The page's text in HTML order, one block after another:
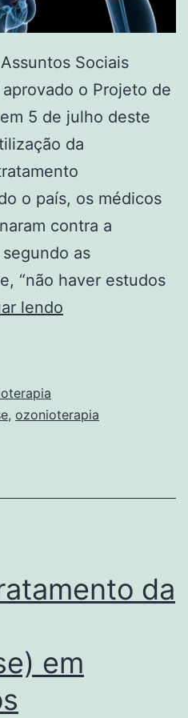
Sociais
o Projeto de
5 de julho deste
da
o país, os médicos
contra a
as
“não haver estudos
lendo
no
osteoartrose:
sistemática
, ozonioterapia
da
em